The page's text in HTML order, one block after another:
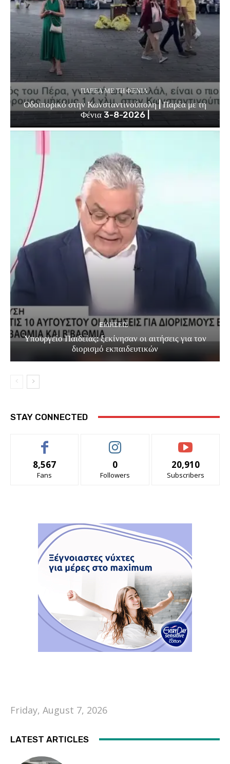
ΠΑΡΈΑ ΜΕ ΤΗ ΦΈΝΙΑ
Οδοιπορικό στην Κωνσταντινούπολη | Παρέα με τη
Φένια 3-8-2026 |
EΙΔΗΣΕΙΣ
Υπουργείο Παιδείας: ξεκίνησαν οι αιτήσεις για τον
διορισμό εκπαιδευτικών
STAY CONNECTED
8,567
Fans
0
Followers
20,910
Subscribers
Friday, August 7, 2026
LATEST ARTICLES